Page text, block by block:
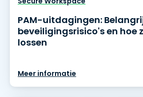
PAM-uitdagingen:
beveiligingsrisico's en hoe
lossen
Meer informatie